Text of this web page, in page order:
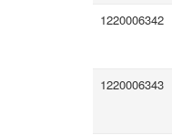
1220006342
1220006343